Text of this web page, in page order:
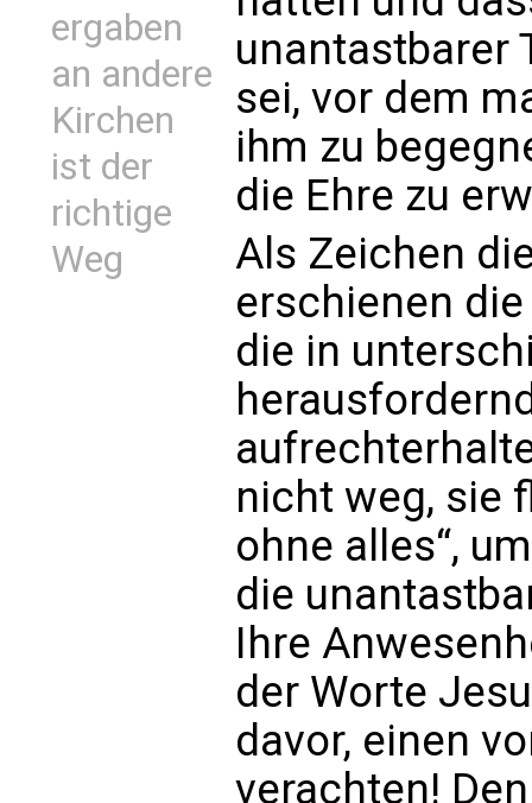
ergaben
an andere
Kirchen
ist der
richtige
Weg
unantastbarer
sei, vor dem
ihm zu
die Ehre zu
Als Zeichen
erschienen die
die in
nicht weg, sie
ohne alles“,
die
Ihre
der Worte
davor, einen
verachten!